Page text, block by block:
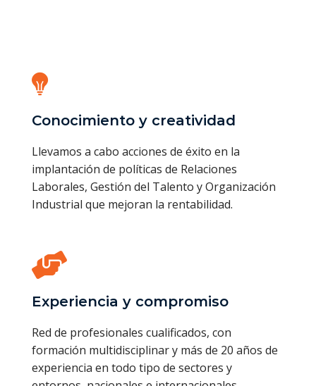
Conocimiento y creatividad
Llevamos a cabo acciones de éxito en la
implantación de políticas de Relaciones
Laborales, Gestión del Talento y Organización
Industrial que mejoran la rentabilidad.
Experiencia y compromiso
Red de profesionales cualificados, con
formación multidisciplinar y más de 20 años de
experiencia en todo tipo de sectores y